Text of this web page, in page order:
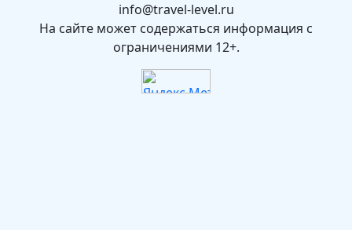
info@travel-level.ru
На сайте может содержаться информация с
ограничениями 12+.